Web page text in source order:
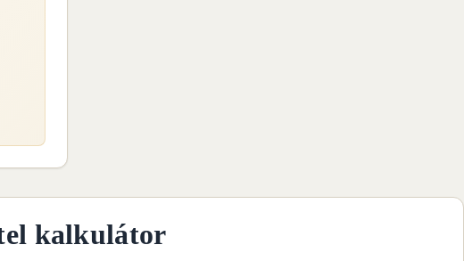
kalkulátor